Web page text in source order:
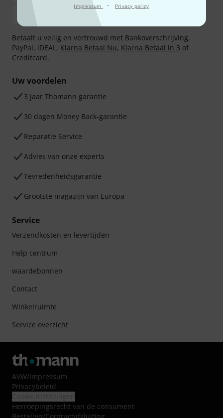
Impressum · Privacy policy
Betaalt u veilig en vertrouwd met Bankoverschrijving,
PayPal, iDEAL, Klarna Betaal Nu, Klarna Betaal in 3 of
Creditcard.
Uw voordelen
3 jaar Thomann garantie
30 dagen Money Back-garantie
Reparatie Service
Advies van onze experts
Tevredenheidsgarantie
Grootste magazijn van Europa
Service
Verzendkosten en levertijden
Help centrum
waardebonnen
Contact
Winkelruimte
Service overzicht
AVW/Impressum
Privacybeleid
Herroepingsrecht van de consument